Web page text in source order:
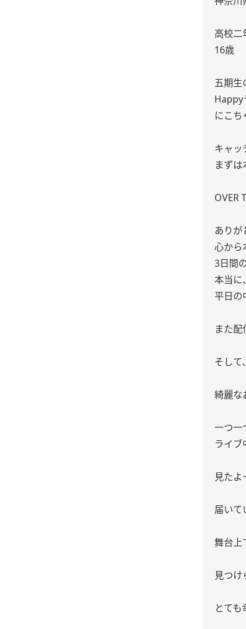
高校二
16歳
五期生
Happy
にこち
キャッ
まずは
OVER
ありが
心から
3日間
本当に
平日の
また配
そして、
綺麗な
一つ一
ライブ
見たよ
届いて
舞台上
見つけ
とて